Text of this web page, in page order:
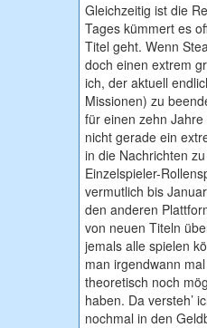
Gleichzeitig ist die
Tages kümmert es
Titel geht. Wenn
doch einen extrem
ich, der aktuell
Missionen) zu
für einen zehn
nicht gerade ein
in die Nachrichten
Einzelspieler-
vermutlich bis
den anderen
von neuen Titeln
jemals alle spielen
man irgendwann
theoretisch noch
haben. Da versteh’
nochmal in den